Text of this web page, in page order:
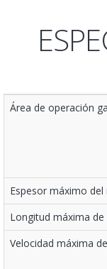
Área de operación
Espesor máximo del
Longitud máxima de
Velocidad máxima